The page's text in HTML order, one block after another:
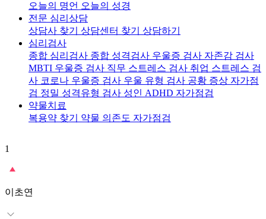
오늘의 명언 오늘의 성경
전문 심리상담
상담사 찾기 상담센터 찾기 상담하기
심리검사
종합 심리검사 종합 성격검사 우울증 검사 자존감 검사
MBTI 우울증 검사 직무 스트레스 검사 취업 스트레스 검
사 코로나 우울증 검사 우울 유형 검사 공황 증상 자가점
검 정밀 성격유형 검사 성인 ADHD 자가점검
약물치료
복용약 찾기 약물 의존도 자가점검
1
이초연